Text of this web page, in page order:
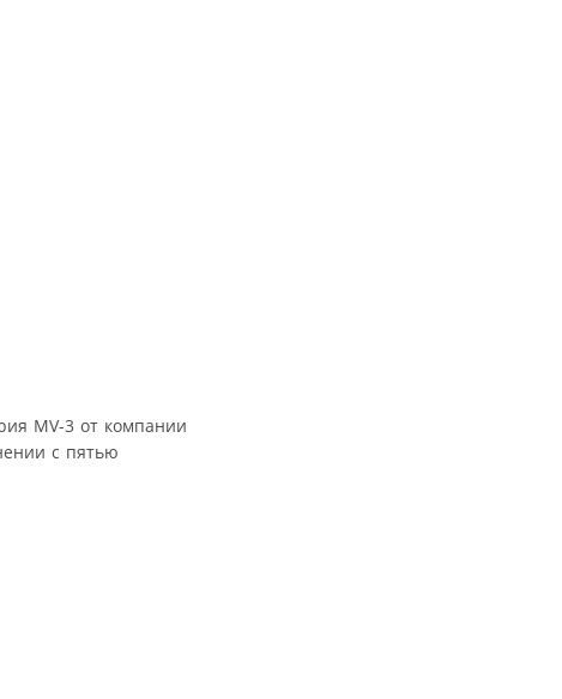
MV-3 от компании
с пятью